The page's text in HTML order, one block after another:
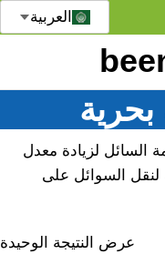
العربية
السائل لزيادة معدل
السوائل على
عرض النتيجة الوحيدة